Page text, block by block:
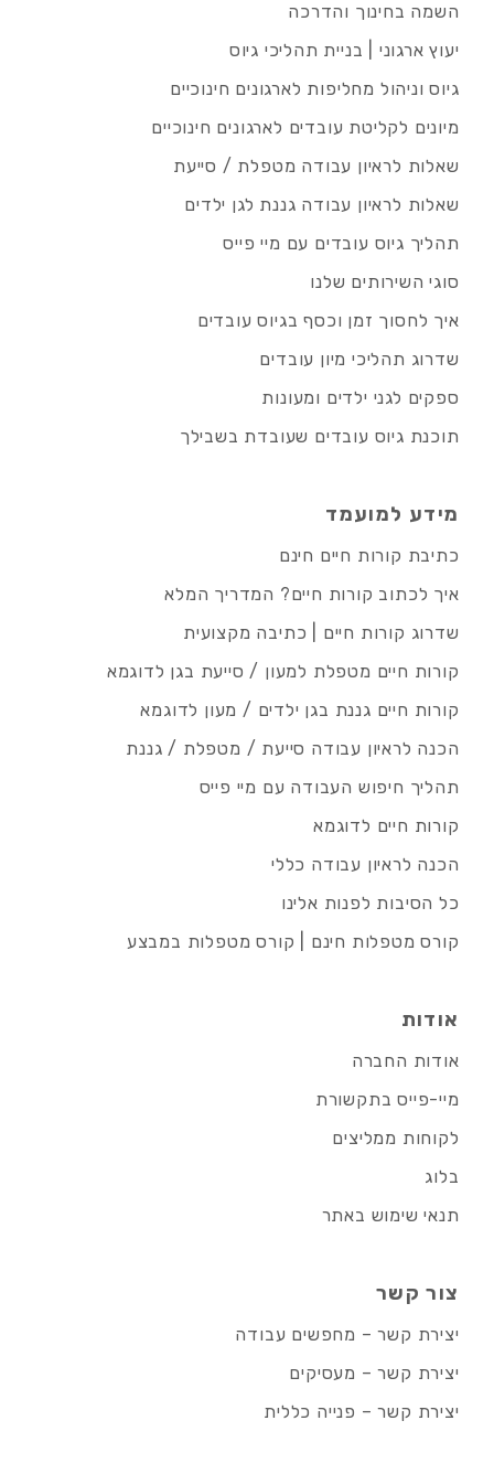
השמה בחינוך והדרכה
יעוץ ארגוני | בניית תהליכי גיוס
גיוס וניהול מחליפות לארגונים חינוכיים
מיונים לקליטת עובדים לארגונים חינוכיים
שאלות לראיון עבודה מטפלת / סייעת
שאלות לראיון עבודה גננת לגן ילדים
תהליך גיוס עובדים עם מיי פייס
סוגי השירותים שלנו
איך לחסוך זמן וכסף בגיוס עובדים
שדרוג תהליכי מיון עובדים
ספקים לגני ילדים ומעונות
תוכנת גיוס עובדים שעובדת בשבילך
מידע למועמד
כתיבת קורות חיים חינם
איך לכתוב קורות חיים? המדריך המלא
שדרוג קורות חיים | כתיבה מקצועית
קורות חיים מטפלת למעון / סייעת בגן לדוגמא
קורות חיים גננת בגן ילדים / מעון לדוגמא
הכנה לראיון עבודה סייעת / מטפלת / גננת
תהליך חיפוש העבודה עם מיי פייס
קורות חיים לדוגמא
הכנה לראיון עבודה כללי
כל הסיבות לפנות אלינו
קורס מטפלות חינם | קורס מטפלות במבצע
אודות
אודות החברה
מיי-פייס בתקשורת
לקוחות ממליצים
בלוג
תנאי שימוש באתר
צור קשר
יצירת קשר – מחפשים עבודה
יצירת קשר – מעסיקים
יצירת קשר – פנייה כללית